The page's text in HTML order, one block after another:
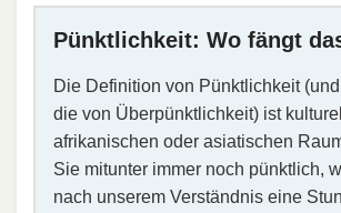
Pünktlichkeit: Wo fängt
Die Definition von Pünktlichkeit
die von Überpünktlichkeit) ist
afrikanischen oder asiatischen
Sie mitunter immer noch pünktlich,
nach unserem Verständnis eine